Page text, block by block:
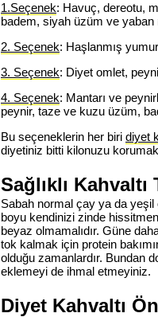
1.Seçenek: Havuç, dereotu,
badem, siyah üzüm ve yaban
2. Seçenek: Haşlanmış
3. Seçenek: Diyet omlet,
4. Seçenek: Mantarı ve
peynir, taze ve kuzu üzüm,
Bu seçeneklerin her biri diyet
diyetiniz bitti kilonuzu
Sağlıklı
Sabah normal çay ya da yeşil
boyu kendinizi zinde
beyaz olmamalıdır. Güne
tok kalmak için protein
olduğu zamanlardır. Bundan
eklemeyi de ihmal etmeyiniz.
Diyet Kahvaltı